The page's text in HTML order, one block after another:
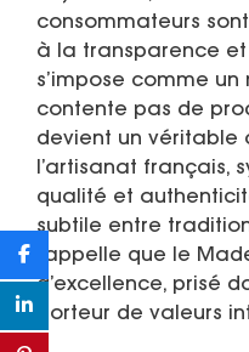
consommateurs
à la transparence
s’impose comme
contente pas de
devient un véritable
l’artisanat français,
qualité et
subtile entre
rappelle que le
d’excellence, prisé
porteur de valeurs